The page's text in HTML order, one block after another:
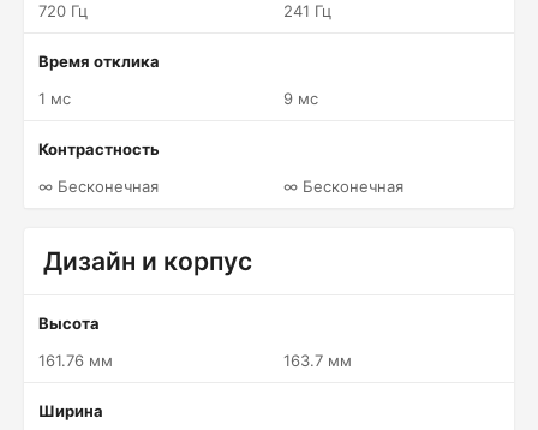
720 Гц
241 Гц
Время отклика
1 мс
9 мс
Контрастность
∞ Бесконечная
∞ Бесконечная
Дизайн и корпус
Высота
161.76 мм
163.7 мм
Ширина